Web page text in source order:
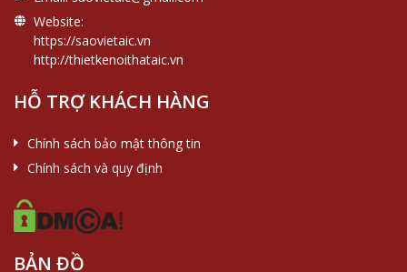
Website:
https://saovietaic.vn
http://thietkenoithataic.vn
HỖ TRỢ KHÁCH HÀNG
Chính sách bảo mật thông tin
Chính sách và quy định
BẢN ĐỒ